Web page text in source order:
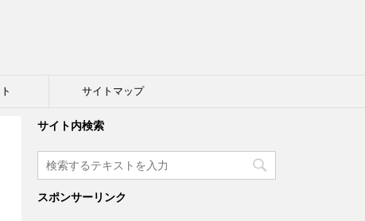
サイトマップ
サイト内検索
スポンサーリンク